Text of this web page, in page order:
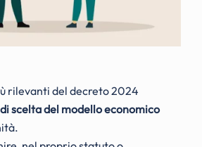
rilevanti del decreto 2024
scelta del modello economico